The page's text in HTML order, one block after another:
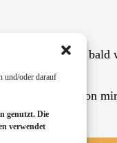
dir gemeinsam bald
und du hörst von
Isa
und/oder darauf
genutzt. Die
verwendet